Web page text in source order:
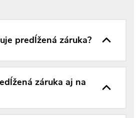
predĺžená záruka?
záruka aj na